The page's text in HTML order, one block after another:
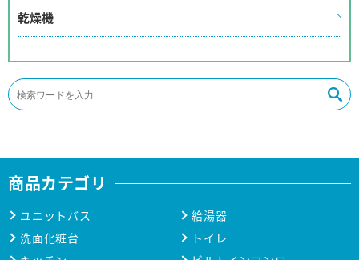
乾燥機
商品カテゴリ
ユニットバス
給湯器
洗面化粧台
トイレ